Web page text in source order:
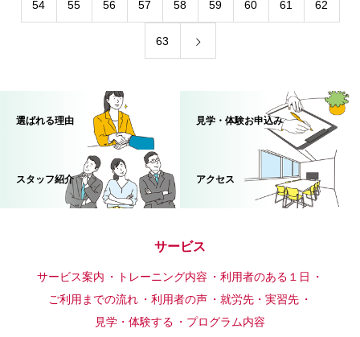
54 55 56 57 58 59 60 61 62
63
選ばれる理由 見学・体験お申込み
スタッフ紹介 アクセス
サービス
サービス案内 トレーニング内容
利用者のある１日
ご利用までの流れ
利用者の声
就労先・実習先
見学・体験する
プログラム内容